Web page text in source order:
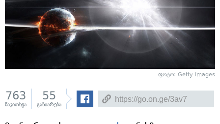
ფოტო: Getty Images
763
წაკითხვა
55
გაზიარება